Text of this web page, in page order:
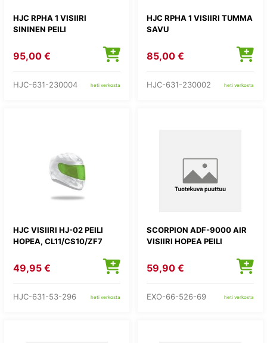
HJC RPHA 1 VISIIRI
SININEN PEILI
95,00 €
HJC-631-230004 heti verkosta
HJC RPHA 1 VISIIRI TUMMA
SAVU
85,00 €
HJC-631-230002 heti verkosta
HJC VISIIRI HJ-02 PEILI
HOPEA, CL11/CS10/ZF7
49,95 €
HJC-631-53-296 heti verkosta
SCORPION ADF-9000 AIR
VISIIRI HOPEA PEILI
59,90 €
EXO-66-526-69 heti verkosta